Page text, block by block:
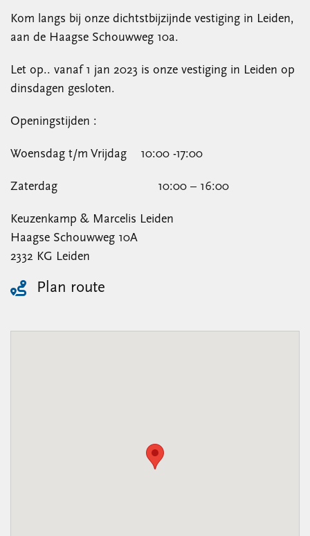
Kom langs bij onze dichtstbijzijnde vestiging in Leiden,
aan de Haagse Schouwweg 10a.
Let op.. vanaf 1 jan 2023 is onze vestiging in Leiden op
dinsdagen gesloten.
Openingstijden :
Woensdag t/m Vrijdag 10:00 -17:00
Zaterdag 10:00 – 16:00
Keuzenkamp & Marcelis Leiden
Haagse Schouwweg 10A
2332 KG Leiden
Plan route